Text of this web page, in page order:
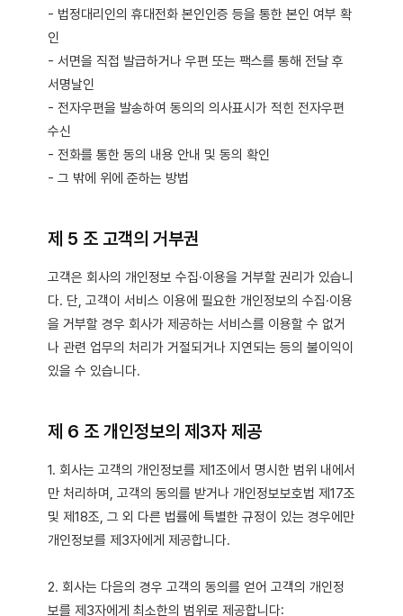
- 법정대리인의 휴대전화 본인인증 등을 통한 본인 여부 확
인
- 서면을 직접 발급하거나 우편 또는 팩스를 통해 전달 후
서명날인
- 전자우편을 발송하여 동의의 의사표시가 적힌 전자우편
수신
- 전화를 통한 동의 내용 안내 및 동의 확인
- 그 밖에 위에 준하는 방법
제 5 조 고객의 거부권
고객은 회사의 개인정보 수집·이용을 거부할 권리가 있습니
다. 단, 고객이 서비스 이용에 필요한 개인정보의 수집·이용
을 거부할 경우 회사가 제공하는 서비스를 이용할 수 없거
나 관련 업무의 처리가 거절되거나 지연되는 등의 불이익이
있을 수 있습니다.
제 6 조 개인정보의 제3자 제공
1. 회사는 고객의 개인정보를 제1조에서 명시한 범위 내에서
만 처리하며, 고객의 동의를 받거나 개인정보보호법 제17조
및 제18조, 그 외 다른 법률에 특별한 규정이 있는 경우에만
개인정보를 제3자에게 제공합니다.
2. 회사는 다음의 경우 고객의 동의를 얻어 고객의 개인정
보를 제3자에게 최소한의 범위로 제공합니다: